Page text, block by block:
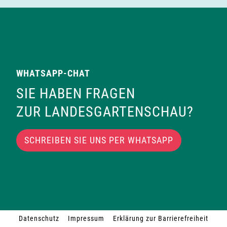
WHATSAPP-CHAT
SIE HABEN FRAGEN
ZUR LANDESGARTENSCHAU?
SCHREIBEN SIE UNS PER WHATSAPP
Datenschutz Impressum Erklärung zur Barrierefreiheit